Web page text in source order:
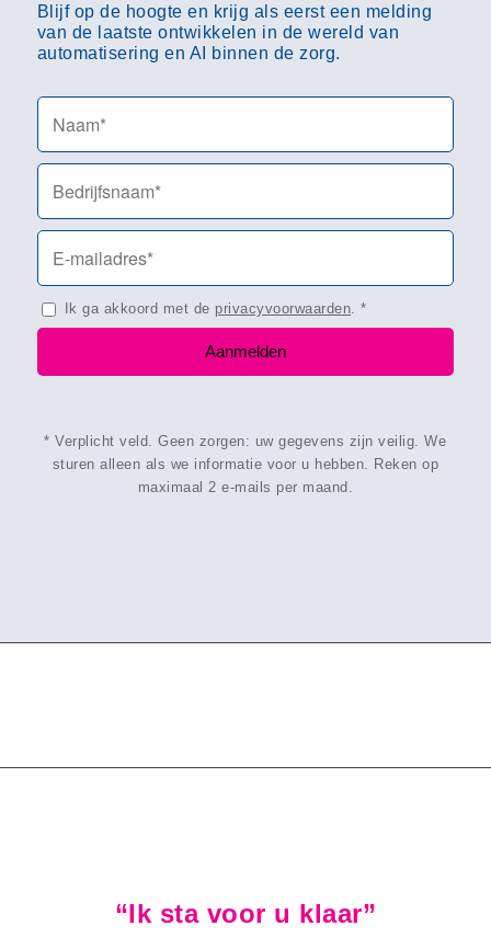
Blijf op de hoogte en krijg als eerst een melding
van de laatste ontwikkelen in de wereld van
automatisering en AI binnen de zorg.
Ik ga akkoord met de privacyvoorwaarden .*
* Verplicht veld. Geen zorgen: uw gegevens zijn veilig. We
sturen alleen als we informatie voor u hebben. Reken op
maximaal 2 e-mails per maand.
“Ik sta voor u klaar”